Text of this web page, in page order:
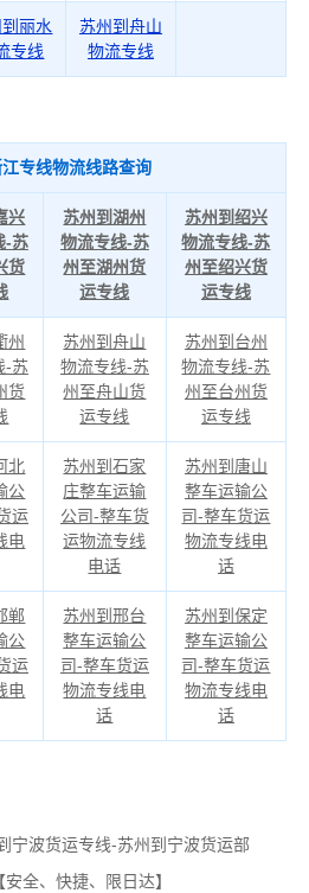
丽水
专线
苏州到舟山
物流专线
专线物流线路查询
兴
-苏
货
苏州到湖州
物流专线-苏
州至湖州货
运专线
苏州到绍兴
物流专线-苏
州至绍兴货
运专线
州
-苏
货
苏州到舟山
物流专线-苏
州至舟山货
运专线
苏州到台州
物流专线-苏
州至台州货
运专线
北
公
运
电
苏州到石家
庄整车运输
公司-整车货
运物流专线
电话
苏州到唐山
整车运输公
司-整车货运
物流专线电
话
郸
公
运
电
苏州到邢台
整车运输公
司-整车货运
物流专线电
话
苏州到保定
整车运输公
司-整车货运
物流专线电
话
宁波货运专线-苏州到宁波货运部
全、快捷、限日达】